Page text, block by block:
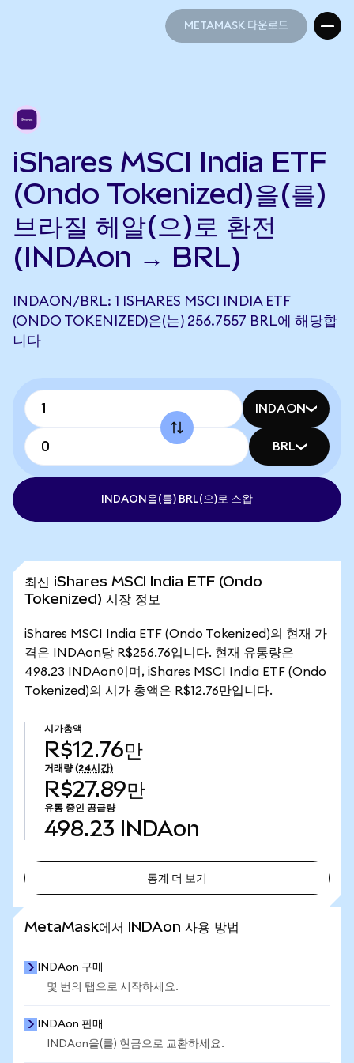
METAMASK 다운로드
iShares MSCI India ETF
(Ondo Tokenized)을(를)
브라질 헤알(으)로 환전
(INDAon → BRL)
INDAON/BRL: 1 ISHARES MSCI INDIA ETF
(ONDO TOKENIZED)은(는) 256.7557 BRL에 해당합
니다
INDAON
BRL
INDAON을(를) BRL(으)로 스왑
최신 iShares MSCI India ETF (Ondo
Tokenized) 시장 정보
iShares MSCI India ETF (Ondo Tokenized)의 현재 가
격은 INDAon당 R$256.76입니다. 현재 유통량은
498.23 INDAon이며, iShares MSCI India ETF (Ondo
Tokenized)의 시가 총액은 R$12.76만입니다.
시가총액
R$12.76만
거래량 (24시간)
R$27.89만
유통 중인 공급량
498.23 INDAon
통계 더 보기
MetaMask에서 INDAon 사용 방법
INDAon 구매
몇 번의 탭으로 시작하세요.
INDAon 판매
INDAon을(를) 현금으로 교환하세요.